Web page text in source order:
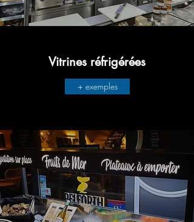
Vitrines réfrigérées
+ exemples